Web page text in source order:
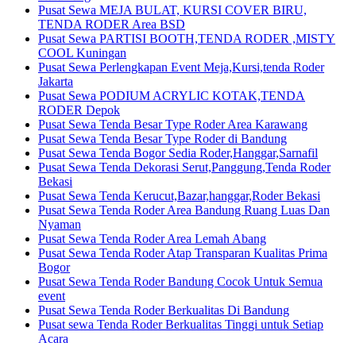
Pusat Sewa MEJA BULAT, KURSI COVER BIRU,
TENDA RODER Area BSD
Pusat Sewa PARTISI BOOTH,TENDA RODER ,MISTY
COOL Kuningan
Pusat Sewa Perlengkapan Event Meja,Kursi,tenda Roder
Jakarta
Pusat Sewa PODIUM ACRYLIC KOTAK,TENDA
RODER Depok
Pusat Sewa Tenda Besar Type Roder Area Karawang
Pusat Sewa Tenda Besar Type Roder di Bandung
Pusat Sewa Tenda Bogor Sedia Roder,Hanggar,Sarnafil
Pusat Sewa Tenda Dekorasi Serut,Panggung,Tenda Roder
Bekasi
Pusat Sewa Tenda Kerucut,Bazar,hanggar,Roder Bekasi
Pusat Sewa Tenda Roder Area Bandung Ruang Luas Dan
Nyaman
Pusat Sewa Tenda Roder Area Lemah Abang
Pusat Sewa Tenda Roder Atap Transparan Kualitas Prima
Bogor
Pusat Sewa Tenda Roder Bandung Cocok Untuk Semua
event
Pusat Sewa Tenda Roder Berkualitas Di Bandung
Pusat sewa Tenda Roder Berkualitas Tinggi untuk Setiap
Acara